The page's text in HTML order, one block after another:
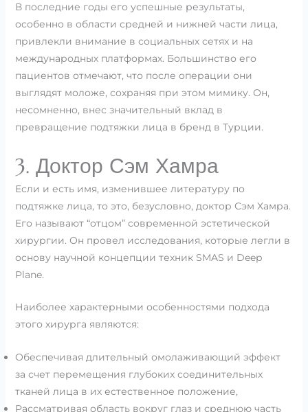
В последние годы его успешные результаты,
особенно в области средней и нижней части лица,
привлекли внимание в социальных сетях и на
международных платформах. Большинство его
пациентов отмечают, что после операции они
выглядят моложе, сохраняя при этом мимику. Он,
несомненно, внес значительный вклад в
превращение подтяжки лица в бренд в Турции.
3. Доктор Сэм Хамра
Если и есть имя, изменившее литературу по
подтяжке лица, то это, безусловно, доктор Сэм Хамра.
Его называют “отцом” современной эстетической
хирургии. Он провел исследования, которые легли в
основу научной концепции техник SMAS и Deep
Plane.
Наиболее характерными особенностями подхода
этого хирурга являются:
Обеспечивая длительный омолаживающий эффект
за счет перемещения глубоких соединительных
тканей лица в их естественное положение,
Рассматривая область вокруг глаз и среднюю часть